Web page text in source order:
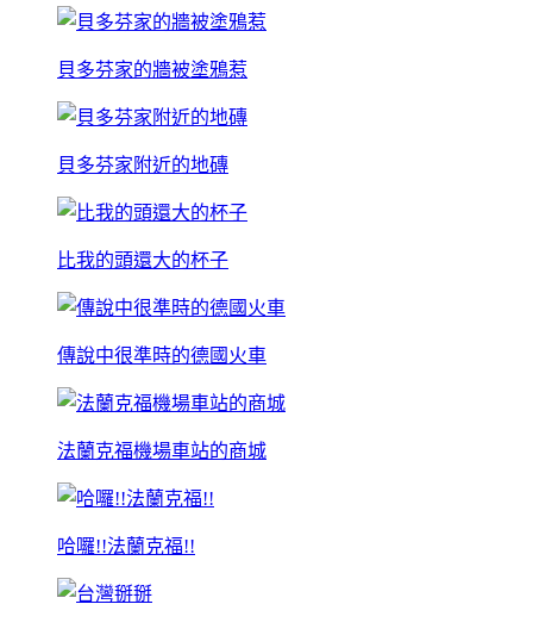
貝多芬家的牆被塗鴉惹
貝多芬家附近的地磚
比我的頭還大的杯子
傳說中很準時的德國火車
法蘭克福機場車站的商城
哈囉!!法蘭克福!!